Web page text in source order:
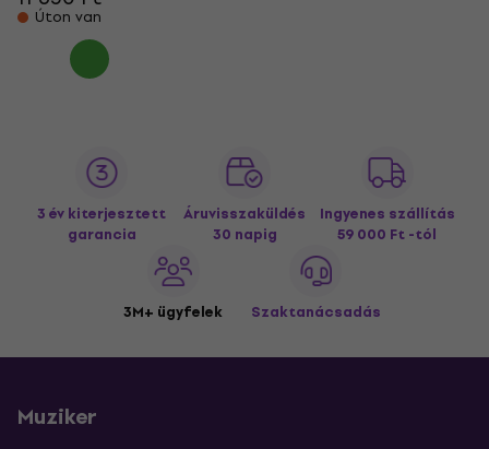
Úton van
3 év kiterjesztett
garancia
Áruvisszaküldés
30 napig
Ingyenes szállítás
59 000 Ft -tól
3M+ ügyfelek Szaktanácsadás
Muziker